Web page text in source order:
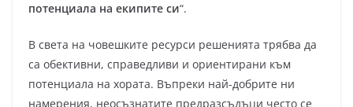
потенциала на екипите си“.
В света на човешките ресурси решенията трябва да
са обективни, справедливи и ориентирани към
потенциала на хората. Въпреки най-добрите ни
намерения, неосъзнатите предразсъдъци често се